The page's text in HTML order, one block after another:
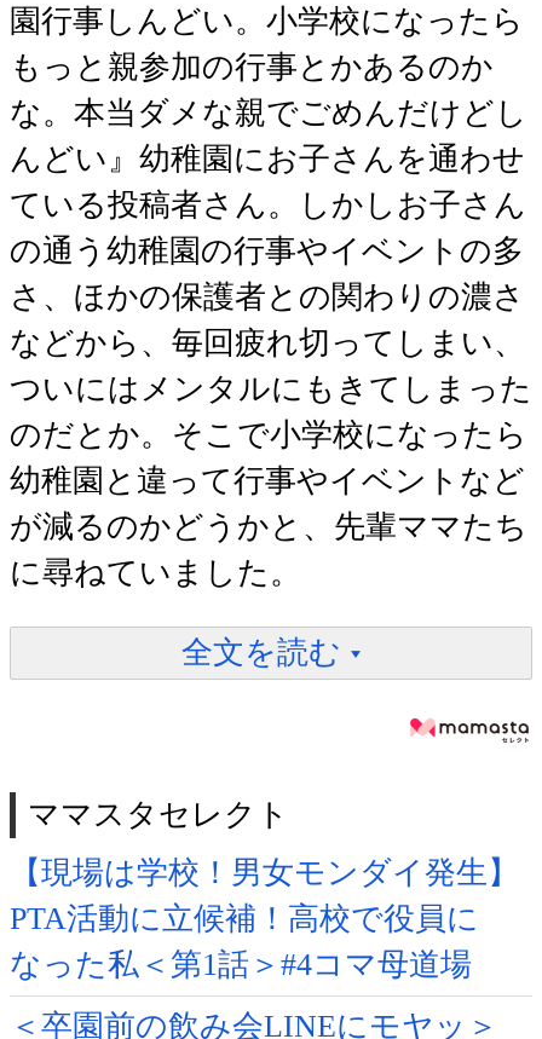
園行事しんどい。小学校になったら
もっと親参加の行事とかあるのか
な。本当ダメな親でごめんだけどし
んどい』幼稚園にお子さんを通わせ
ている投稿者さん。しかしお子さん
の通う幼稚園の行事やイベントの多
さ、ほかの保護者との関わりの濃さ
などから、毎回疲れ切ってしまい、
ついにはメンタルにもきてしまった
のだとか。そこで小学校になったら
幼稚園と違って行事やイベントなど
が減るのかどうかと、先輩ママたち
に尋ねていました。
全文を読む
ママスタセレクト
【現場は学校！男女モンダイ発生】
PTA活動に立候補！高校で役員に
なった私＜第1話＞#4コマ母道場
＜卒園前の飲み会LINEにモヤッ＞